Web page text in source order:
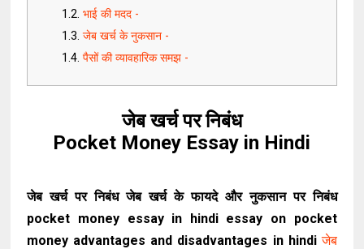
भाई की मदद -
जेब खर्च के नुकसान -
पैसों की व्यावहारिक समझ -
जेब खर्च पर निबंध
Pocket Money Essay in Hindi
जेब खर्च पर निबंध जेब खर्च के फायदे और नुकसान पर निबंध
pocket money essay in hindi essay on pocket
money advantages and disadvantages in hindiजेब